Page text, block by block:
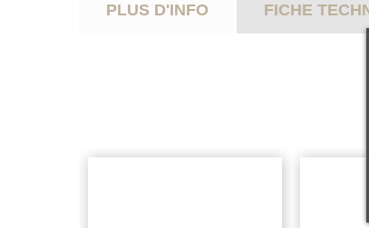
PLUS D'INFO FICHE